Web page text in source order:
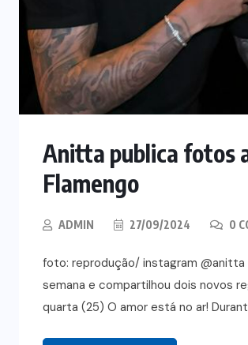
Anitta publica fotos
Flamengo
ADMIN 27/09/2024 0
foto: reprodução/ instagram
semana e compartilhou dois novos
quarta (25) O amor está no ar!